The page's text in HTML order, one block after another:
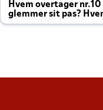
Hvem overtager
glemmer sit pas?
altid til efter kampe?